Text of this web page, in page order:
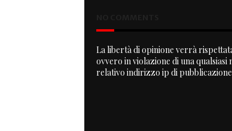
La libertà di opinione verrà
ovvero in violazione di una
relativo indirizzo ip di